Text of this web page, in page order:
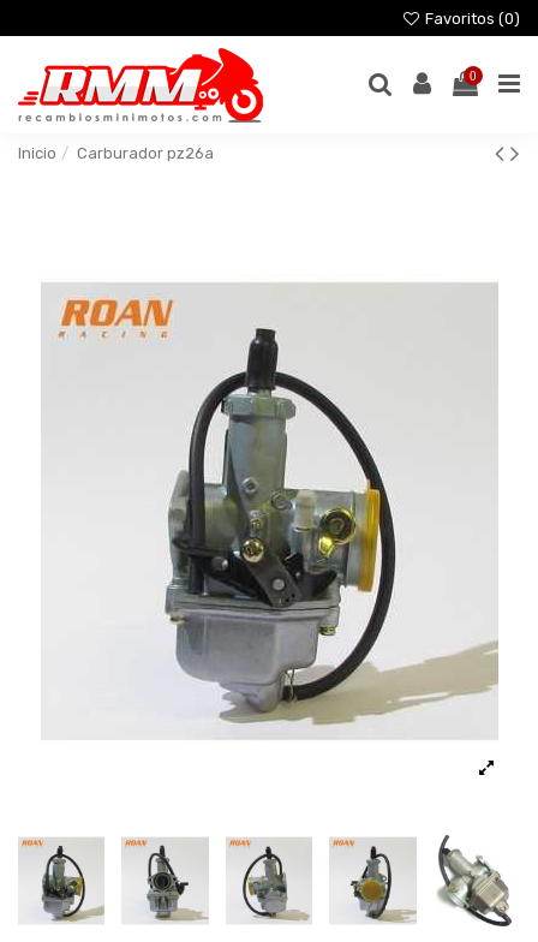
Favoritos (0)
0
Inicio Carburador pz26a